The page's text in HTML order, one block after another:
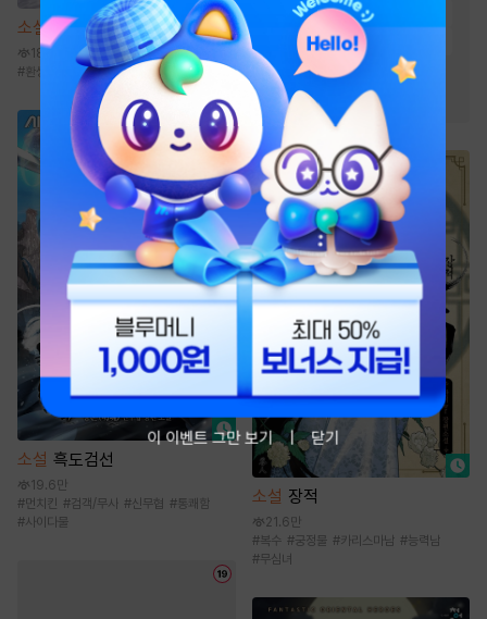
소설 독식마협
18.6만
# 환생물 신무협 #마교 먼치킨 #천마
소설 흑도검선
19.6만
#먼치킨 #검객/무사 #신무협 #통쾌함
#사이다물
소설원작 #동물
우정 #힐링물
# 오피스물 #환생물
성장물 친구
소설 장적
21.6만
#복수 #궁정물 #카리스마남 #능력남
#무심녀
이 이벤트 그만 보기 닫기